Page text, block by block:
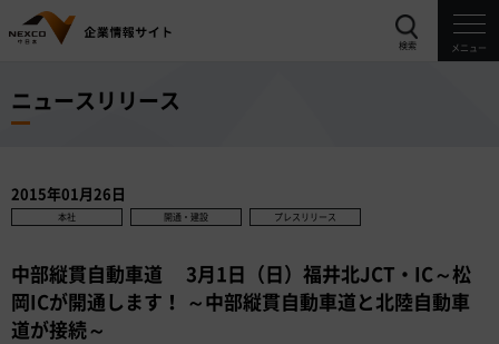
検索 メニュー
ニュースリリース
2015年01月26日
本社 開通・建設 プレスリリース
中部縦貫自動車道 3月1日（日）福井北JCT・IC～松
岡ICが開通します！ ～中部縦貫自動車道と北陸自動車
道が接続～